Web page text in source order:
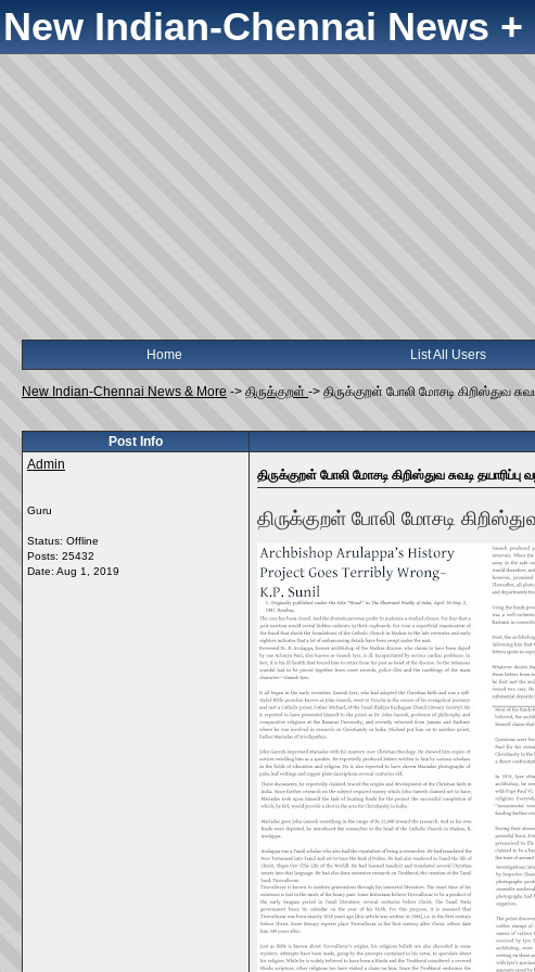
New Indian-Chennai News +
Home List All Users
New Indian-Chennai News & More -> திருக்குறள் -> திருக்குறள் போலி மோசடி கிறிஸ்துவ
Post Info
Admin
Guru
Status: Offline
Posts: 25432
Date: Aug 1, 2019
திருக்குறள் போலி மோசடி கிறிஸ்துவ சுவடி
திருக்குறள் போலி மோசடி